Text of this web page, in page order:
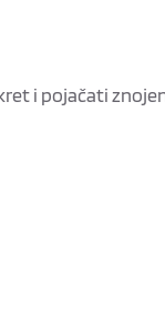
i pojačati